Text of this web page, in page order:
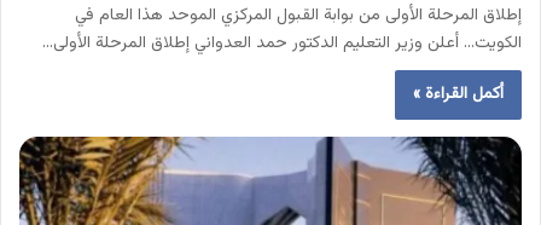
إطلاق المرحلة الأولى من بوابة القبول المركزي الموحد هذا العام في
الكويت… أعلن وزير التعليم الدكتور حمد العدواني إطلاق المرحلة الأولى…
أكمل القراءة »